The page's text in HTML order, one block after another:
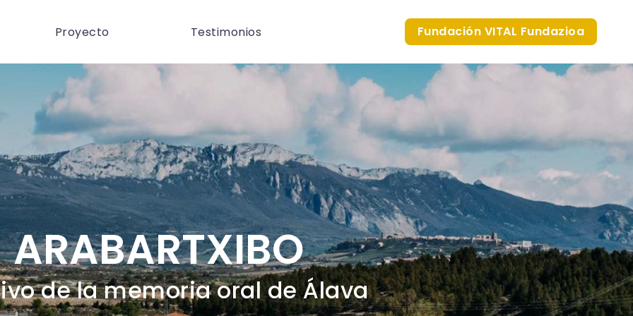
Proyecto Testimonios Fundación VITAL Fundazioa
ARABARTXIBO
de la memoria oral de Álava